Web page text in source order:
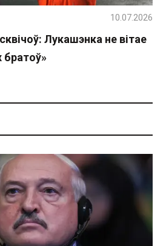
Лукашэнка не вітае
братоў»
10.07.2026